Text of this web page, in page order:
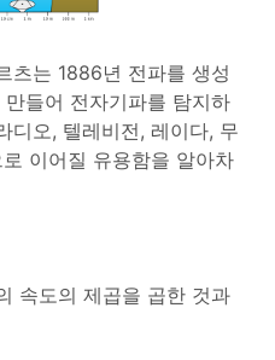
츠는 1886년 전파를 생성
들어 전자기파를 탐지하
디오, 텔레비전, 레이다, 무
이어질 유용함을 알아차
속도의 제곱을 곱한 것과